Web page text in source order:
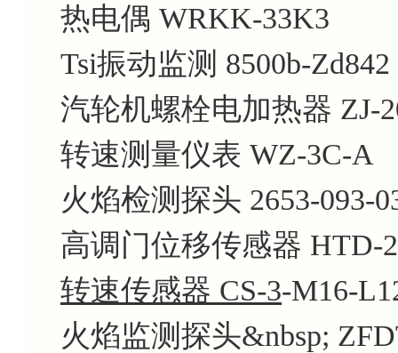
热电偶 WRKK-33K3
Tsi振动监测 8500b-Zd842
汽轮机螺栓电加热器 ZJ-
转速测量仪表 WZ-3C-A
火焰检测探头 2653-093-
高调门位移传感器 HTD-
转速传感器 CS-3-M16-
火焰监测探头&nbsp;